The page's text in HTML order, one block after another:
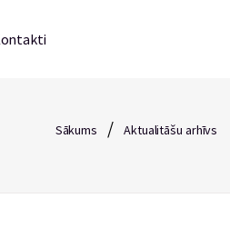
Sākums / Aktualitāšu arhīvs